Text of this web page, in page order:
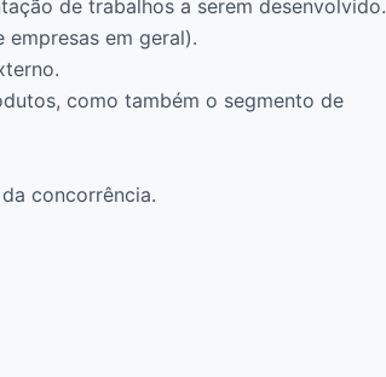
de trabalhos a serem desenvolvido.
em geral).
como também o segmento de
concorrência.